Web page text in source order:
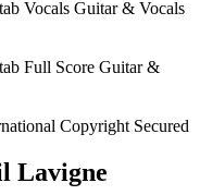
Copyright Secured
Lavigne